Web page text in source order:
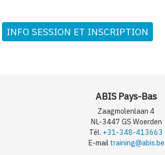
INFO SESSION ET INSCRIPTION
ABIS Pays-Bas
Zaagmolenlaan 4
NL-3447 GS Woerden
Tél. +31-348-413663
E-mail training@abis.be